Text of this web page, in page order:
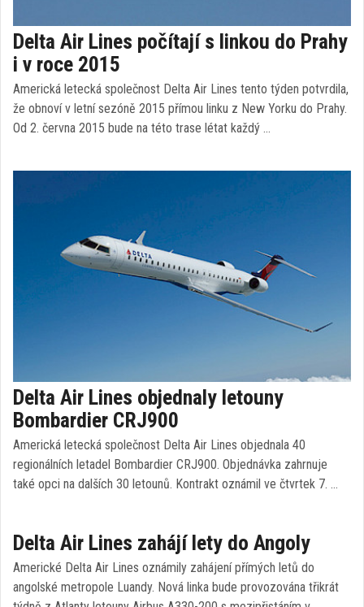
Delta Air Lines počítají s linkou do Prahy
i v roce 2015
Americká letecká společnost Delta Air Lines tento týden potvrdila,
že obnoví v letní sezóně 2015 přímou linku z New Yorku do Prahy.
Od 2. června 2015 bude na této trase létat každý …
Delta Air Lines objednaly letouny
Bombardier CRJ900
Americká letecká společnost Delta Air Lines objednala 40
regionálních letadel Bombardier CRJ900. Objednávka zahrnuje
také opci na dalších 30 letounů. Kontrakt oznámil ve čtvrtek 7. …
Delta Air Lines zahájí lety do Angoly
Americké Delta Air Lines oznámily zahájení přímých letů do
angolské metropole Luandy. Nová linka bude provozována třikrát